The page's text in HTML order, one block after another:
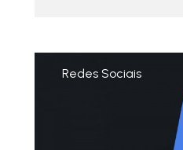
Redes Sociais